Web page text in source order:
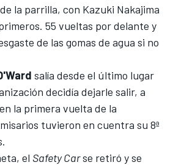
la parrilla, con Kazuki Nakajima
55 vueltas por delante y
de las gomas de agua si no
salía desde el último lugar
decidía dejarle salir, a
la primera vuelta de la
tuvieron en cuentra su 8ª
el Safety Carse retiró y se